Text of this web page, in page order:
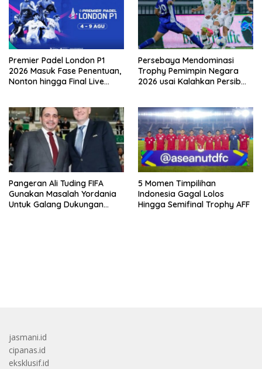
Premier Padel London P1
2026 Masuk Fase Penentuan,
Nonton hingga Final Live
Persebaya Mendominasi
Trophy Pemimpin Negara
2026 usai Kalahkan Persib
Pangeran Ali Tuding FIFA
Gunakan Masalah Yordania
Untuk Galang Dukungan
5 Momen Timpilihan
Indonesia Gagal Lolos
Hingga Semifinal Trophy AFF
jasmani.id
cipanas.id
eksklusif.id